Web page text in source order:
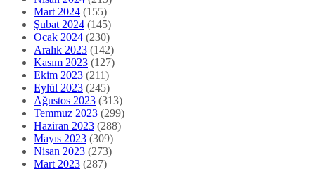
Mart 2024 (155)
Şubat 2024 (145)
Ocak 2024 (230)
Aralık 2023 (142)
Kasım 2023 (127)
Ekim 2023 (211)
Eylül 2023 (245)
Ağustos 2023 (313)
Temmuz 2023 (299)
Haziran 2023 (288)
Mayıs 2023 (309)
Nisan 2023 (273)
Mart 2023 (287)